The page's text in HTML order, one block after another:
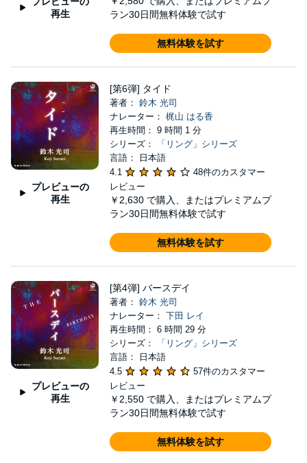
再生
ラン30日間無料体験で試す
無料体験を試す
プレビューの
再生
[第6弾] タイド
著者： 鈴木 光司
ナレーター： 梶山 はる香
再生時間： 9 時間 1 分
シリーズ：
「リング」シリーズ
言語： 日本語
4.1
48件のカスタマー
レビュー
￥2,630 で購入、またはプレミアムプ
ラン30日間無料体験で試す
無料体験を試す
プレビューの
再生
[第4弾] バースデイ
著者： 鈴木 光司
ナレーター： 下田 レイ
再生時間： 6 時間 29 分
シリーズ：
「リング」シリーズ
言語： 日本語
4.5
57件のカスタマー
レビュー
￥2,550 で購入、またはプレミアムプ
ラン30日間無料体験で試す
無料体験を試す